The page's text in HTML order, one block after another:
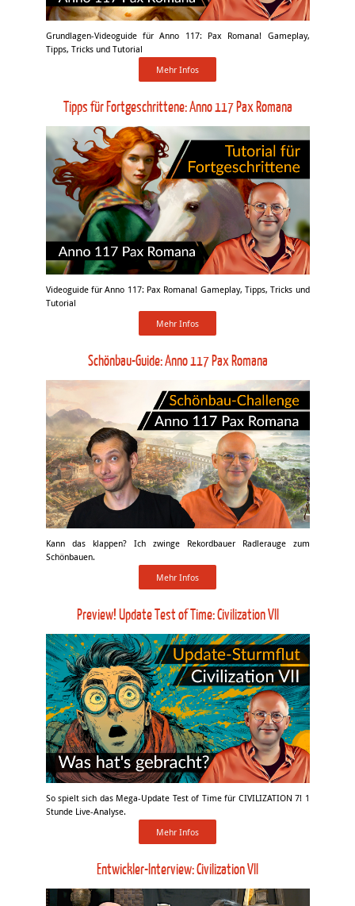
Grundlagen-Videoguide für Anno 117: Pax Romana! Gameplay,
Tipps, Tricks und Tutorial
Mehr Infos
Tipps für Fortgeschrittene: Anno 117 Pax Romana
Videoguide für Anno 117: Pax Romana! Gameplay, Tipps, Tricks und
Tutorial
Mehr Infos
Schönbau-Guide: Anno 117 Pax Romana
Kann das klappen? Ich zwinge Rekordbauer Radlerauge zum
Schönbauen.
Mehr Infos
Preview! Update Test of Time: Civilization VII
So spielt sich das Mega-Update Test of Time für CIVILIZATION 7! 1
Stunde Live-Analyse.
Mehr Infos
Entwickler-Interview: Civilization VII